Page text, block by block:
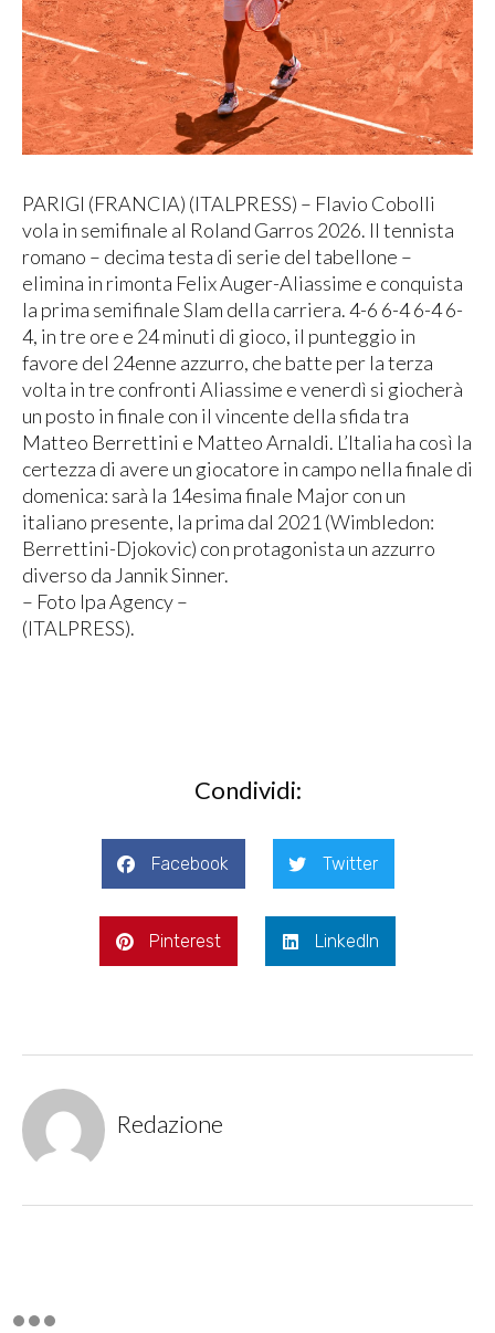
PARIGI (FRANCIA) (ITALPRESS) – Flavio Cobolli
vola in semifinale al Roland Garros 2026. Il tennista
romano – decima testa di serie del tabellone –
elimina in rimonta Felix Auger-Aliassime e conquista
la prima semifinale Slam della carriera. 4-6 6-4 6-4 6-
4, in tre ore e 24 minuti di gioco, il punteggio in
favore del 24enne azzurro, che batte per la terza
volta in tre confronti Aliassime e venerdì si giocherà
un posto in finale con il vincente della sfida tra
Matteo Berrettini e Matteo Arnaldi. L’Italia ha così la
certezza di avere un giocatore in campo nella finale di
domenica: sarà la 14esima finale Major con un
italiano presente, la prima dal 2021 (Wimbledon:
Berrettini-Djokovic) con protagonista un azzurro
diverso da Jannik Sinner.
– Foto Ipa Agency –
(ITALPRESS).
Condividi:
Facebook Twitter
Pinterest LinkedIn
Redazione